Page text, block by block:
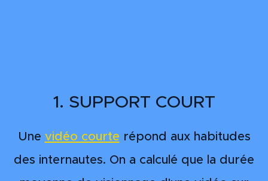
1. SUPPORT COURT
Une vidéo courte répond aux habitudes
des internautes. On a calculé que la durée